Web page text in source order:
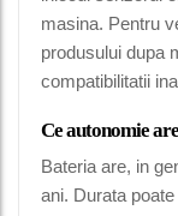
masina. Pentru
produsului dupa
compatibilitatii
Ce autonomie
Bateria are, in
ani. Durata